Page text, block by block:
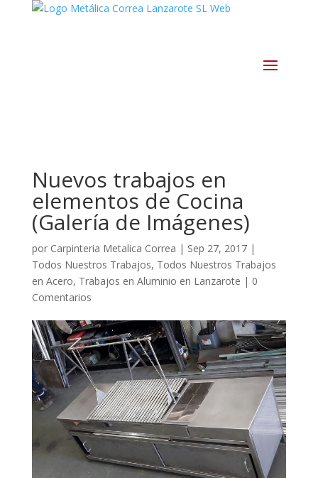
Nuevos trabajos en
elementos de Cocina
(Galería de Imágenes)
por Carpinteria Metalica Correa | Sep 27, 2017|
Todos Nuestros Trabajos, Todos Nuestros Trabajos
en Acero, Trabajos en Aluminio en Lanzarote | 0
Comentarios